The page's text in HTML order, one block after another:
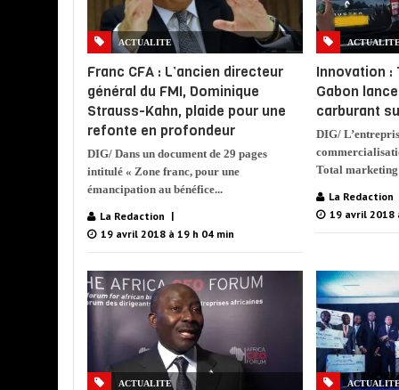
ACTUALITE
Franc CFA : L’ancien directeur
général du FMI, Dominique
Strauss-Kahn, plaide pour une
refonte en profondeur
DIG/ Dans un document de 29 pages
intitulé « Zone franc, pour une
émancipation au bénéfice...
La Redaction
19 avril 2018 à 19 h 04 min
Innovation :
Gabon
carburant
DIG/
Total marketing
La Redaction
19 avril 2018
ACTUALITE